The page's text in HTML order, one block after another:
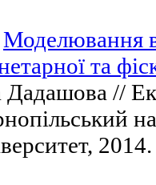
Моделювання
та
Дадашова //